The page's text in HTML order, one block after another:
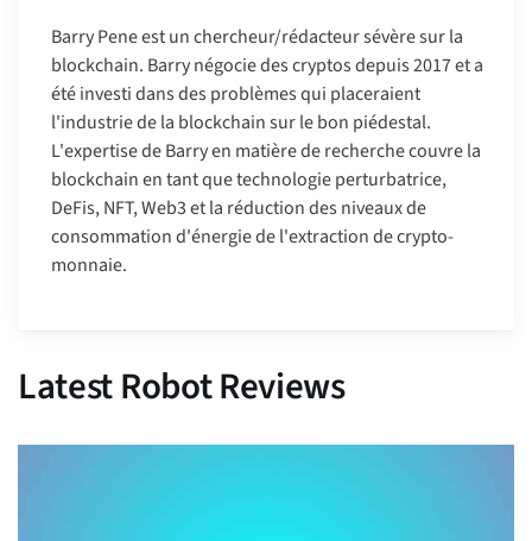
Barry Pene est un chercheur/rédacteur sévère sur la
blockchain. Barry négocie des cryptos depuis 2017 et a
été investi dans des problèmes qui placeraient
l'industrie de la blockchain sur le bon piédestal.
L'expertise de Barry en matière de recherche couvre la
blockchain en tant que technologie perturbatrice,
DeFis, NFT, Web3 et la réduction des niveaux de
consommation d'énergie de l'extraction de crypto-
monnaie.
Latest Robot Reviews